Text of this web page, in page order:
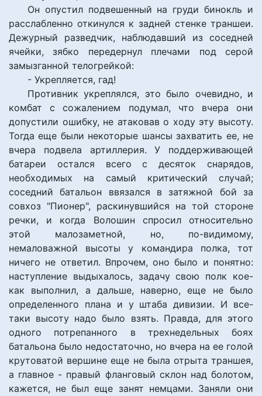
Он опустил подвешенный на груди бинокль и
расслабленно откинулся к задней стенке траншеи.
Дежурный разведчик, наблюдавший из соседней
ячейки, зябко передернул плечами под серой
замызганной телогрейкой:
- Укрепляется, гад!
Противник укреплялся, это было очевидно, и
комбат с сожалением подумал, что вчера они
допустили ошибку, не атаковав о ходу эту высоту.
Тогда еще были некоторые шансы захватить ее, не
вчера подвела артиллерия. У поддерживающей
батареи остался всего с десяток снарядов,
необходимых на самый критический случай;
соседний батальон ввязался в затяжной бой за
совхоз "Пионер", раскинувшийся на той стороне
речки, и когда Волошин спросил относительно
этой малозаметной, но, по-видимому,
немаловажной высоты у командира полка, тот
ничего не ответил. Впрочем, оно было и понятно:
наступление выдыхалось, задачу свою полк кое-
как выполнил, а дальше, наверно, еще не было
определенного плана и у штаба дивизии. И все-
таки высоту надо было взять. Правда, для этого
одного потрепанного в трехнедельных боях
батальона было недостаточно, но вчера на ее голой
крутоватой вершине еще не была отрыта траншея,
а главное - правый фланговый склон над болотом,
кажется, не был еще занят немцами. Заняли они